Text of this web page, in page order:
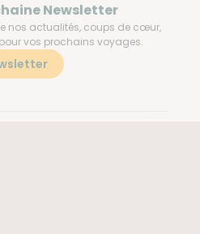
Newsletter
nos actualités, coups de cœur,
vos prochains voyages.